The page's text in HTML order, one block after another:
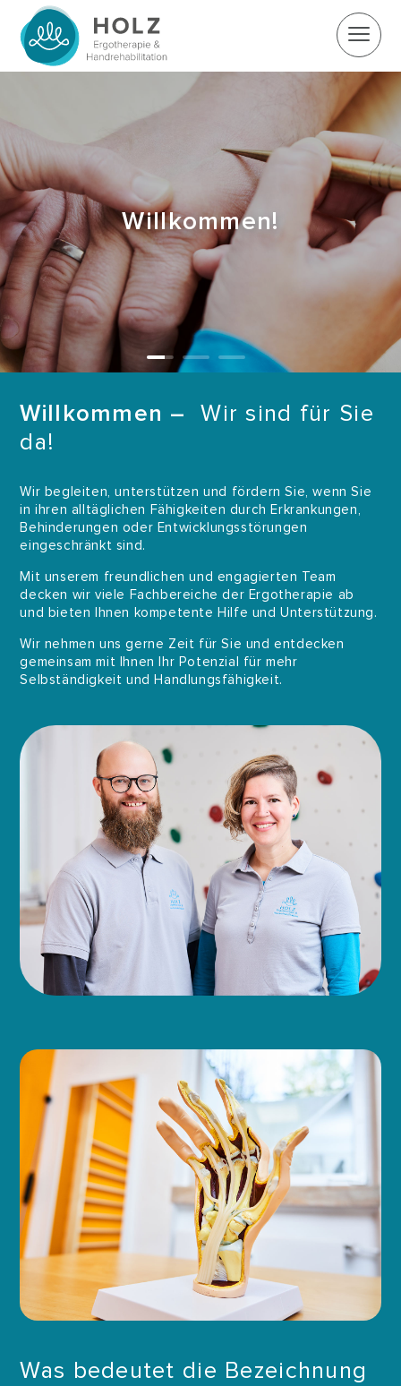
Willkommen!
Willkommen –
Wir sind für Sie
da!
Wir begleiten, unterstützen und fördern Sie, wenn Sie
in ihren alltäglichen Fähigkeiten durch Erkrankungen,
Behinderungen oder Entwicklungsstörungen
eingeschränkt sind.
Mit unserem freundlichen und engagierten Team
decken wir viele Fachbereiche der Ergotherapie ab
und bieten Ihnen kompetente Hilfe und Unterstützung.
Wir nehmen uns gerne Zeit für Sie und entdecken
gemeinsam mit Ihnen Ihr Potenzial für mehr
Selbständigkeit und Handlungsfähigkeit.
Was bedeutet die Bezeichnung